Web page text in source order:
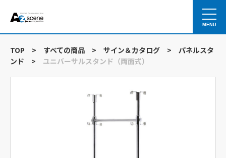
MENU
TOP > すべての商品 > サイン＆カタログ >
パネルスタ
ンド
> ユニバーサルスタンド（両面式）